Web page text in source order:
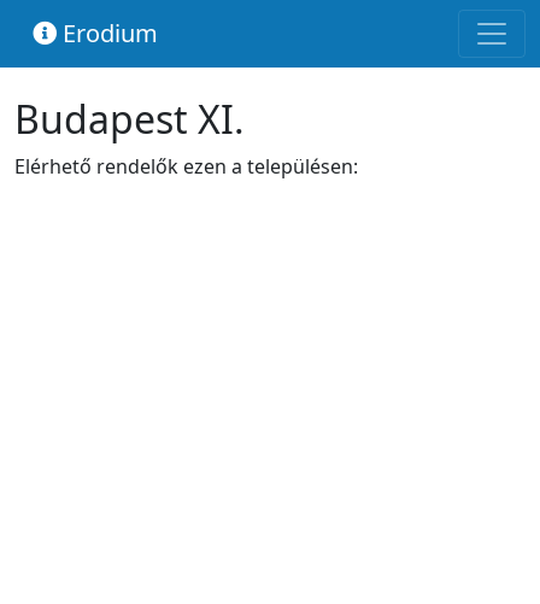
Erodium
Budapest XI.
Elérhető rendelők ezen a településen: